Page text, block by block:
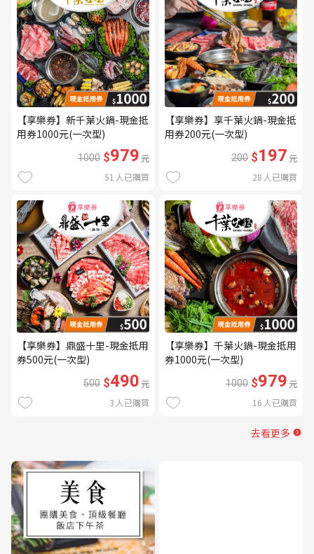
【享樂券】新千葉火鍋-現金抵
用券1000元(一次型)
1000 $979元
51 人已購買
【享樂券】享千葉火鍋-現金抵
用券200元(一次型)
200 $197元
28 人已購買
【享樂券】鼎盛十里-現金抵用
券500元(一次型)
500 $490元
3 人已購買
【享樂券】千葉火鍋-現金抵用
券1000元(一次型)
1000 $979元
16 人已購買
去看更多